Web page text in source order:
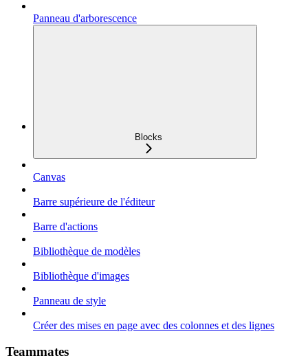
Panneau d'arborescence
Blocks
Canvas
Barre supérieure de l'éditeur
Barre d'actions
Bibliothèque de modèles
Bibliothèque d'images
Panneau de style
Créer des mises en page avec des colonnes et des lignes
Teammates